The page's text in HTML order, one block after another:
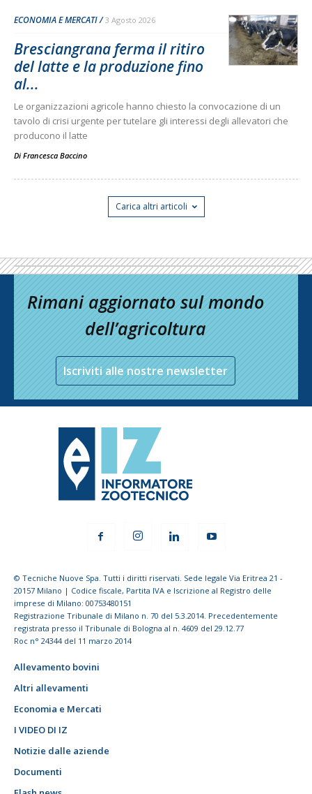
ECONOMIA E MERCATI 3 Agosto 2026
Bresciangrana ferma il ritiro
del latte e la produzione fino
al...
Le organizzazioni agricole hanno chiesto la convocazione di un
tavolo di crisi urgente per tutelare gli interessi degli allevatori che
producono il latte
Di Francesca Baccino
Carica altri articoli
Rimani aggiornato sul mondo
dell’agricoltura
Iscriviti alle nostre newsletter
© Tecniche Nuove Spa. Tutti i diritti riservati. Sede legale Via Eritrea 21 -
20157 Milano | Codice fiscale, Partita IVA e Iscrizione al Registro delle
imprese di Milano: 00753480151
Registrazione Tribunale di Milano n. 70 del 5.3.2014. Precedentemente
registrata presso il Tribunale di Bologna al n. 4609 del 29.12.77
Roc n° 24344 del 11 marzo 2014
Allevamento bovini
Altri allevamenti
Economia e Mercati
I VIDEO DI IZ
Notizie dalle aziende
Documenti